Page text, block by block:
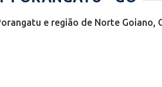
e região de Norte Goiano,